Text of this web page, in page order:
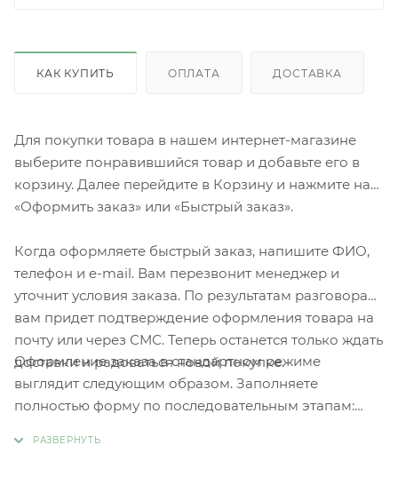
КАК КУПИТЬ ОПЛАТА ДОСТАВКА
Для покупки товара в нашем интернет-магазине
выберите понравившийся товар и добавьте его в
корзину. Далее перейдите в Корзину и нажмите на
«Оформить заказ» или «Быстрый заказ».
Когда оформляете быстрый заказ, напишите ФИО,
телефон и e-mail. Вам перезвонит менеджер и
уточнит условия заказа. По результатам разговора
вам придет подтверждение оформления товара на
почту или через СМС. Теперь останется только ждать
доставки и радоваться новой покупке.
Оформление заказа в стандартном режиме
выглядит следующим образом. Заполняете
полностью форму по последовательным этапам: